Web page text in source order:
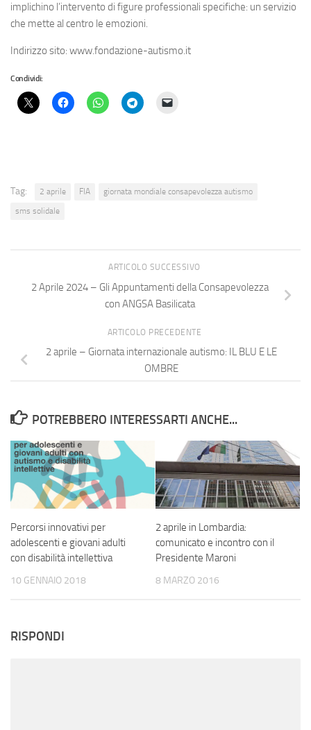
implichino l’intervento di figure professionali specifiche: un servizio
che mette al centro le emozioni.
Indirizzo sito: www.fondazione-autismo.it
Condividi:
Tag: 2 aprile FIA
giornata mondiale consapevolezza autismo
sms solidale
ARTICOLO SUCCESSIVO
2 Aprile 2024 – Gli Appuntamenti della Consapevolezza
con ANGSA Basilicata
ARTICOLO PRECEDENTE
2 aprile – Giornata internazionale autismo: IL BLU E LE
OMBRE
POTREBBERO INTERESSARTI ANCHE...
Percorsi innovativi per
adolescenti e giovani adulti
con disabilità intellettiva
10 GENNAIO 2018
2 aprile in Lombardia:
comunicato e incontro con il
Presidente Maroni
8 MARZO 2016
RISPONDI